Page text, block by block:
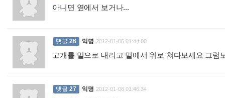
아니면 옆에서 보거나...
댓글 26 익명 2012-01-06 01:44:00
고개를 밑으로 내리고 밑에서 위로 쳐다보세요 그럼
댓글 27 익명 2012-01-06 01:46:34